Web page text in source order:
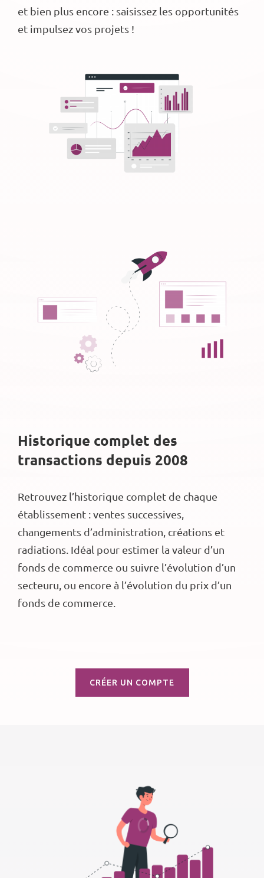
et bien plus encore : saisissez les opportunités
et impulsez vos projets !
Historique complet des
transactions depuis 2008
Retrouvez l’historique complet de chaque
établissement : ventes successives,
changements d’administration, créations et
radiations. Idéal pour estimer la valeur d’un
fonds de commerce ou suivre l’évolution d’un
secteuru, ou encore à l’évolution du prix d’un
fonds de commerce.
CRÉER UN COMPTE